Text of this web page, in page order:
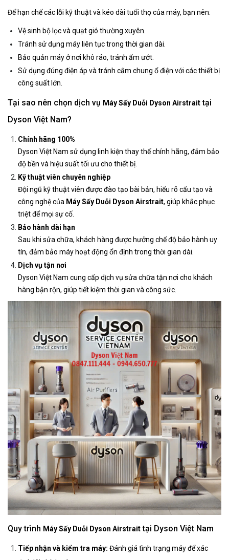
Để hạn chế các lỗi kỹ thuật và kéo dài tuổi thọ của máy, bạn nên:
Vệ sinh bộ lọc và quạt gió thường xuyên.
Tránh sử dụng máy liên tục trong thời gian dài.
Bảo quản máy ở nơi khô ráo, tránh ẩm ướt.
Sử dụng đúng điện áp và tránh cắm chung ổ điện với các thiết bị
công suất lớn.
Tại sao nên chọn dịch vụ Máy Sấy Duỗi Dyson Airstraittại
Dyson Việt Nam?
Chính hãng 100%
Dyson Việt Nam sử dụng linh kiện thay thế chính hãng, đảm bảo
độ bền và hiệu suất tối ưu cho thiết bị.
Kỹ thuật viên chuyên nghiệp
Đội ngũ kỹ thuật viên được đào tạo bài bản, hiểu rõ cấu tạo và
công nghệ của Máy Sấy Duỗi Dyson Airstrait, giúp khắc phục
triệt để mọi sự cố.
Bảo hành dài hạn
Sau khi sửa chữa, khách hàng được hưởng chế độ bảo hành uy
tín, đảm bảo máy hoạt động ổn định trong thời gian dài.
Dịch vụ tận nơi
Dyson Việt Nam cung cấp dịch vụ sửa chữa tận nơi cho khách
hàng bận rộn, giúp tiết kiệm thời gian và công sức.
Quy trình Máy Sấy Duỗi Dyson Airstraittại Dyson Việt Nam
Tiếp nhận và kiểm tra máy: Đánh giá tình trạng máy để xác